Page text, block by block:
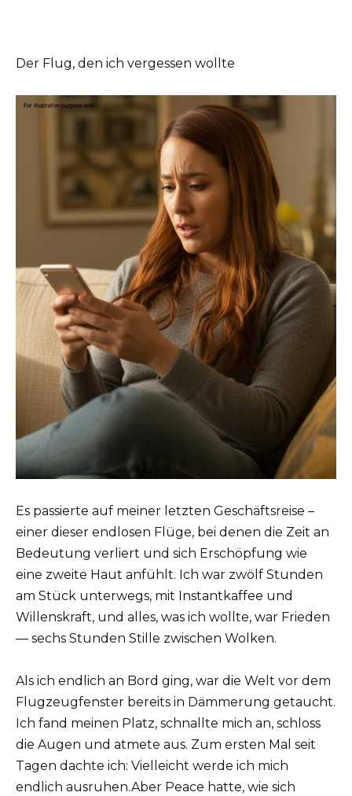
Der Flug, den ich vergessen wollte
Es passierte auf meiner letzten Geschäftsreise –
einer dieser endlosen Flüge, bei denen die Zeit an
Bedeutung verliert und sich Erschöpfung wie
eine zweite Haut anfühlt. Ich war zwölf Stunden
am Stück unterwegs, mit Instantkaffee und
Willenskraft, und alles, was ich wollte, war Frieden
— sechs Stunden Stille zwischen Wolken.
Als ich endlich an Bord ging, war die Welt vor dem
Flugzeugfenster bereits in Dämmerung getaucht.
Ich fand meinen Platz, schnallte mich an, schloss
die Augen und atmete aus. Zum ersten Mal seit
Tagen dachte ich: Vielleicht werde ich mich
endlich ausruhen.Aber Peace hatte, wie sich